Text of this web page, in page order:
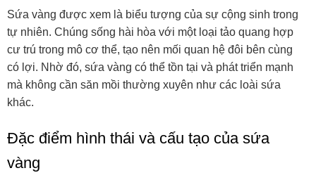
Sứa vàng được xem là biểu tượng của sự cộng sinh trong
tự nhiên. Chúng sống hài hòa với một loại tảo quang hợp
cư trú trong mô cơ thể, tạo nên mối quan hệ đôi bên cùng
có lợi. Nhờ đó, sứa vàng có thể tồn tại và phát triển mạnh
mà không cần săn mồi thường xuyên như các loài sứa
khác.
Đặc điểm hình thái và cấu tạo của sứa
vàng